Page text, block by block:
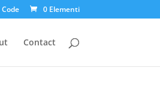
0 Elementi
Contact